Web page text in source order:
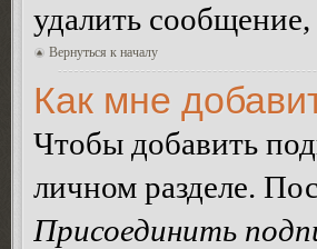
удалить
Вернуться к началу
Как мне
Чтобы добавить
личном разделе.
Присоединить